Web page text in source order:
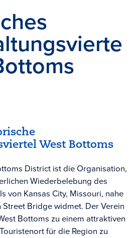
West Bottoms
District ist die Organisation,
Wiederbelebung des
von Kansas City, Missouri, nahe
Bridge widmet. Der Verein
Bottoms zu einem attraktiven
für die Region zu